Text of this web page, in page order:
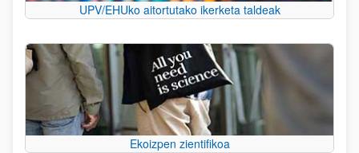
UPV/EHUko aitortutako ikerketa taldeak
Ekoizpen zientifikoa